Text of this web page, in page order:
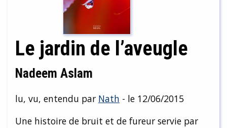
Le jardin de l’aveugle
Nadeem Aslam
lu, vu, entendu par Nath - le 12/06/2015
Une histoire de bruit et de fureur servie par